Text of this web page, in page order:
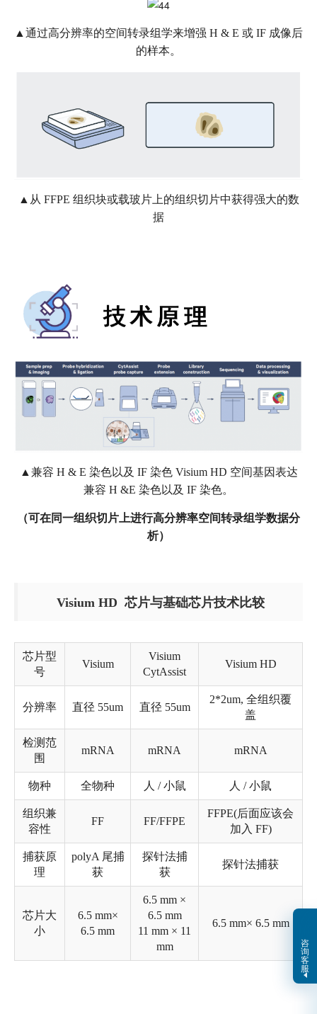
▲通过高分辨率的空间转录组学来增强 H & E 或 IF 成像后
的样本。
▲从 FFPE 组织块或载玻片上的组织切片中获得强大的数
据
▲兼容 H & E 染色以及 IF 染色 Visium HD 空间基因表达
兼容 H &E 染色以及 IF 染色。
（可在同一组织切片上进行高分辨率空间转录组学数据分
析）
Visium HD 芯片与基础芯片技术比较
芯片型
号
Visium
Visium
CytAssist
Visium HD
分辨率 直径 55um 直径 55um
2*2um, 全组织覆
盖
检测范
围
mRNA mRNA mRNA
物种 全物种 人 / 小鼠 人 / 小鼠
组织兼
容性
FF FF/FFPE
FFPE(后面应该会
加入 FF)
捕获原
理
polyA 尾捕
获
探针法捕
获
探针法捕获
芯片大
小
6.5 mm×
6.5 mm
6.5 mm ×
6.5 mm
11 mm × 11
mm
6.5 mm× 6.5 mm
咨
询
客
服